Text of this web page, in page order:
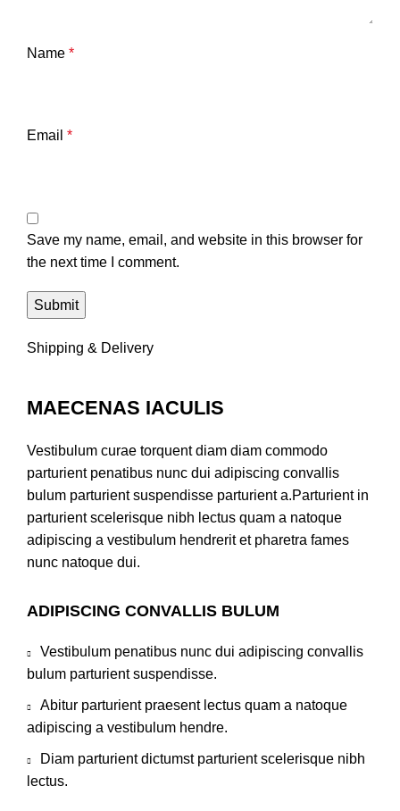
Name *
Email *
Save my name, email, and website in this browser for
the next time I comment.
Shipping & Delivery
MAECENAS IACULIS
Vestibulum curae torquent diam diam commodo
parturient penatibus nunc dui adipiscing convallis
bulum parturient suspendisse parturient a.Parturient in
parturient scelerisque nibh lectus quam a natoque
adipiscing a vestibulum hendrerit et pharetra fames
nunc natoque dui.
ADIPISCING CONVALLIS BULUM
Vestibulum penatibus nunc dui adipiscing convallis
bulum parturient suspendisse.
Abitur parturient praesent lectus quam a natoque
adipiscing a vestibulum hendre.
Diam parturient dictumst parturient scelerisque nibh
lectus.